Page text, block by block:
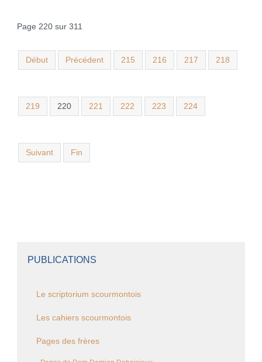
Page 220 sur 311
Début Précédent 215 216 217 218
219 220 221 222 223 224
Suivant Fin
PUBLICATIONS
Le scriptorium scourmontois
Les cahiers scourmontois
Pages des frères